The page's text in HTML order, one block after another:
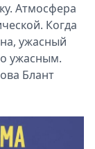
Атмосфера
Когда
ужасный
ужасным.
Блант